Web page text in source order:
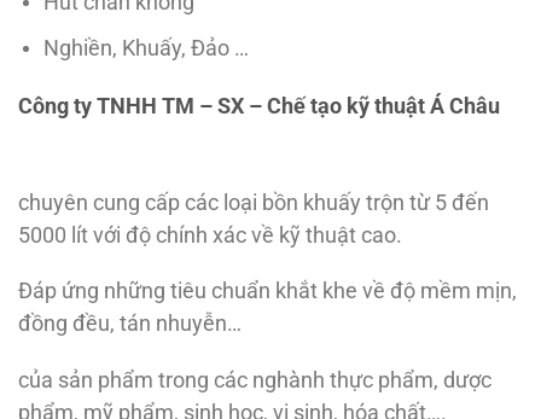
Nghiền, Khuấy, Đảo …
Công ty TNHH TM – SX – Chế tạo kỹ thuật Á Châu
chuyên cung cấp các loại bồn khuấy trộn từ 5 đến
5000 lít với độ chính xác về kỹ thuật cao.
Đáp ứng những tiêu chuẩn khắt khe về độ mềm mịn,
đồng đều, tán nhuyễn…
của sản phẩm trong các nghành thực phẩm, dược
phẩm, mỹ phẩm, sinh học, vi sinh, hóa chất….